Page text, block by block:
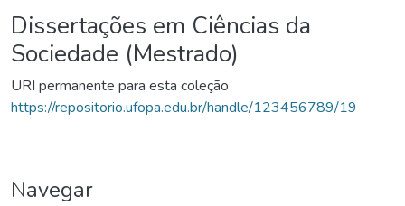
Dissertações em Ciências da
Sociedade (Mestrado)
URI permanente para esta coleção
https://repositorio.ufopa.edu.br/handle/123456789/19
Navegar